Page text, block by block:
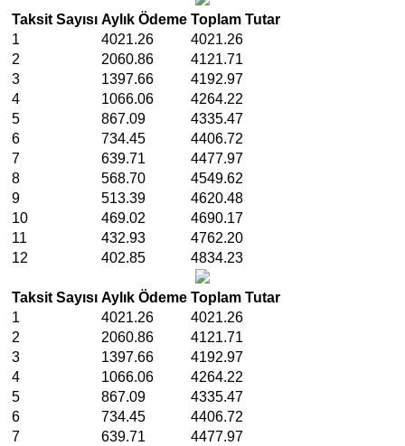
Taksit Sayısı Aylık Ödeme Toplam Tutar
1
4021.26
4021.26
2
2060.86
4121.71
3
1397.66
4192.97
4
1066.06
4264.22
5
867.09
4335.47
6
734.45
4406.72
7
639.71
4477.97
8
568.70
4549.62
9
513.39
4620.48
10
469.02
4690.17
11
432.93
4762.20
12
402.85 4834.23
Taksit Sayısı Aylık Ödeme Toplam Tutar
1
4021.26
4021.26
2
2060.86
4121.71
3
1397.66
4192.97
4
1066.06
4264.22
5
867.09
4335.47
6
734.45
4406.72
7
639.71
4477.97